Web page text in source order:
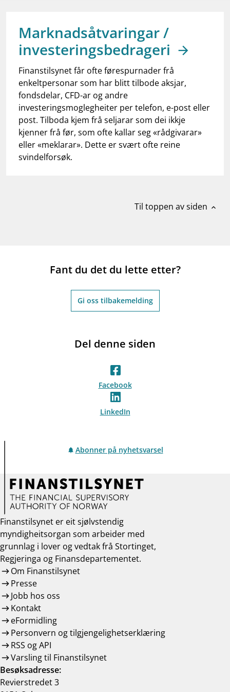
dashboardInformasjon for investorer
notifications_noneAbonner på nyhetsvarsel
Marknadsåtvaringar /
investeringsbedrageri
Finanstilsynet får ofte førespurnader frå
enkeltpersonar som har blitt tilbode aksjar,
fondsdelar, CFD-ar og andre
investeringsmoglegheiter per telefon, e-post eller
post. Tilboda kjem frå seljarar som dei ikkje
kjenner frå før, som ofte kallar seg «rådgivarar»
eller «meklarar». Dette er svært ofte reine
svindelforsøk.
Til toppen av siden expand_less
Fant du det du lette etter?
Gi oss tilbakemelding
Del denne siden
Facebook
LinkedIn
Abonner på nyhetsvarsel
Finanstilsynet er eit sjølvstendig
myndigheitsorgan som arbeider med
grunnlag i lover og vedtak frå Stortinget,
Regjeringa og Finansdepartementet.
Om Finanstilsynet
Presse
Jobb hos oss
Kontakt
eFormidling
Personvern og tilgjengelighetserklæring
RSS og API
Varsling til Finanstilsynet
Besøksadresse:
Revierstredet 3